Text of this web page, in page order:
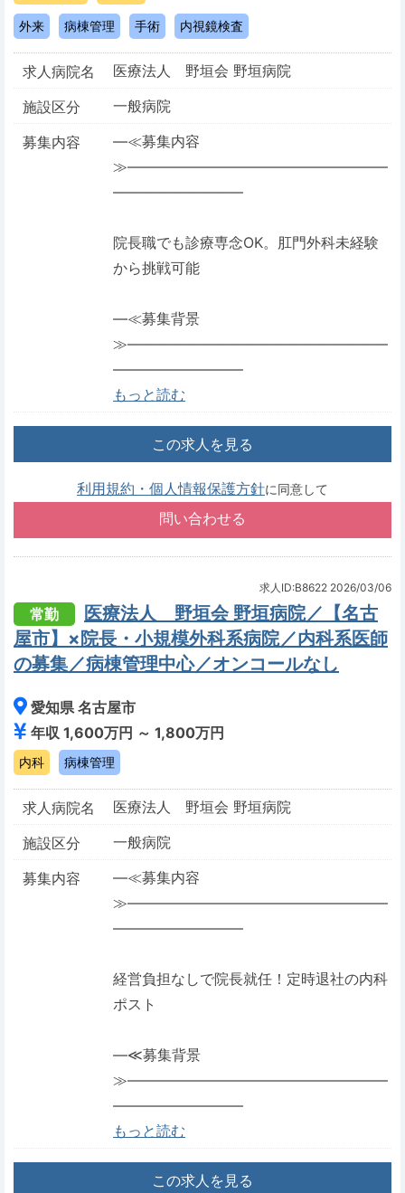
外来 病棟管理 手術 内視鏡検査
求人病院名
医療法人 野垣会 野垣病院
施設区分
一般病院
募集内容
―≪募集内容
≫――――――――――――――――――
―――――――――
院長職でも診療専念OK。肛門外科未経験
から挑戦可能
―≪募集背景
≫――――――――――――――――――
―――――――――
もっと読む
この求人を見る
利用規約・個人情報保護方針に同意して
求人ID:B8622 2026/03/06
常勤
医療法人 野垣会 野垣病院／【名古
屋市】×院長・小規模外科系病院／内科系医師
の募集／病棟管理中心／オンコールなし
愛知県 名古屋市
年収 1,600万円 ～ 1,800万円
内科 病棟管理
求人病院名
医療法人 野垣会 野垣病院
施設区分
一般病院
募集内容
―≪募集内容
≫――――――――――――――――――
―――――――――
経営負担なしで院長就任！定時退社の内科
ポスト
―≪募集背景
≫――――――――――――――――――
―――――――――
もっと読む
この求人を見る